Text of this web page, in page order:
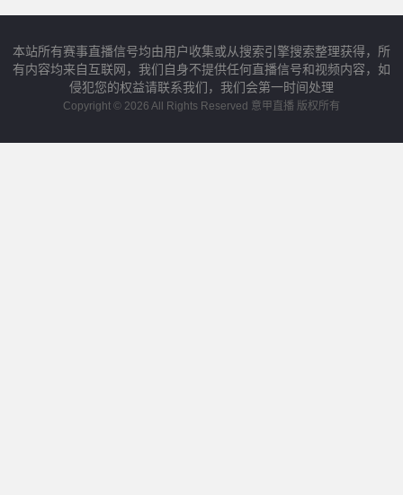
本站所有赛事直播信号均由用户收集或从搜索引擎搜索整理获得，所
有内容均来自互联网，我们自身不提供任何直播信号和视频内容，如
侵犯您的权益请联系我们，我们会第一时间处理
Copyright © 2026 All Rights Reserved 意甲直播 版权所有